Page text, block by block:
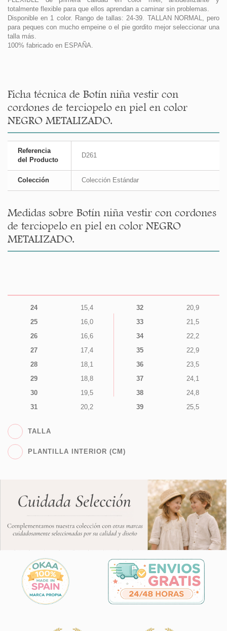
totalmente flexible para que ellos aprendan a caminar sin problemas.
Disponible en 1 color. Rango de tallas: 24-39. TALLAN NORMAL, pero
para peques con mucho empeine o el pie gordito mejor seleccionar una
talla más.
100% fabricado en ESPAÑA.
Ficha técnica de Botín niña vestir con
cordones de terciopelo en piel en color
NEGRO METALIZADO.
Referencia
del Producto
D261
Colección Colección Estándar
Medidas sobre Botín niña vestir con cordones
de terciopelo en piel en color NEGRO
METALIZADO.
24
15,4
25
16,0
26
16,6
27
17,4
28
18,1
29
18,8
30
19,5
31
20,2
32
20,9
33
21,5
34
22,2
35
22,9
36
23,5
37
24,1
38
24,8
39
25,5
TALLA
PLANTILLA INTERIOR (CM)